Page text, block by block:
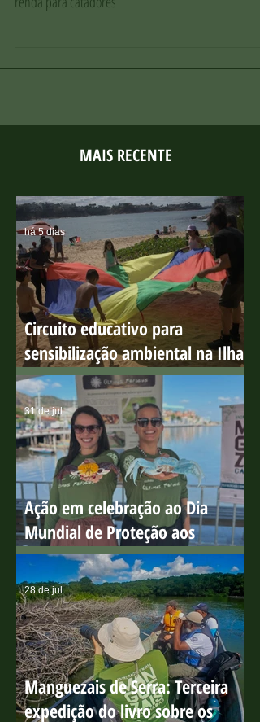
MAIS RECENTE
Circuito educativo para
sensibilização ambiental na Ilha
do Boi
há 5 dias
Ação em celebração ao Dia
Mundial de Proteção aos
Manguezais
31 de jul.
28 de jul.